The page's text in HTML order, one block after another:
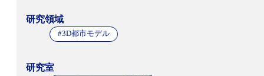
研究領域
#3D都市モデル
研究室